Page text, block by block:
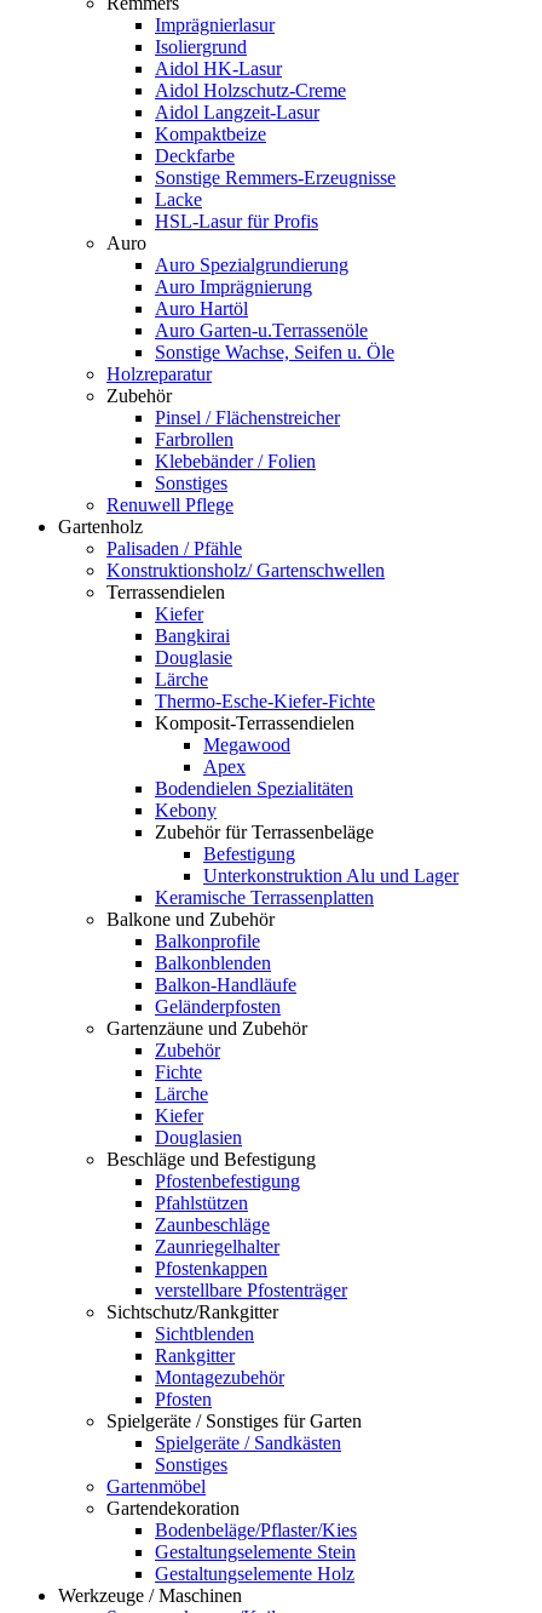
Imprägnierlasur
Isoliergrund
Aidol HK-Lasur
Aidol Holzschutz-Creme
Aidol Langzeit-Lasur
Kompaktbeize
Deckfarbe
Sonstige Remmers-Erzeugnisse
Lacke
HSL-Lasur für Profis
Auro
Auro Spezialgrundierung
Auro Imprägnierung
Auro Hartöl
Auro Garten-u.Terrassenöle
Sonstige Wachse, Seifen u. Öle
Holzreparatur
Zubehör
Pinsel / Flächenstreicher
Farbrollen
Klebebänder / Folien
Sonstiges
Renuwell Pflege
Gartenholz
Palisaden / Pfähle
Konstruktionsholz/ Gartenschwellen
Terrassendielen
Kiefer
Bangkirai
Douglasie
Lärche
Thermo-Esche-Kiefer-Fichte
Komposit-Terrassendielen
Megawood
Apex
Bodendielen Spezialitäten
Kebony
Zubehör für Terrassenbeläge
Befestigung
Unterkonstruktion Alu und Lager
Keramische Terrassenplatten
Balkone und Zubehör
Balkonprofile
Balkonblenden
Balkon-Handläufe
Geländerpfosten
Gartenzäune und Zubehör
Zubehör
Fichte
Lärche
Kiefer
Douglasien
Beschläge und Befestigung
Pfostenbefestigung
Pfahlstützen
Zaunbeschläge
Zaunriegelhalter
Pfostenkappen
verstellbare Pfostenträger
Sichtschutz/Rankgitter
Sichtblenden
Rankgitter
Montagezubehör
Pfosten
Spielgeräte / Sonstiges für Garten
Spielgeräte / Sandkästen
Sonstiges
Gartenmöbel
Gartendekoration
Bodenbeläge/Pflaster/Kies
Gestaltungselemente Stein
Gestaltungselemente Holz
Werkzeuge / Maschinen